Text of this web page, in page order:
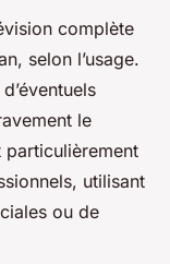
complète
selon l’usage.
le
particulièrement
utilisant
ou de